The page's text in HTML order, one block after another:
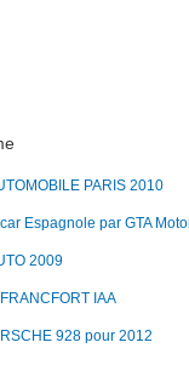
PARIS 2010
Espagnole par GTA
2009
IAA
928 pour 2012